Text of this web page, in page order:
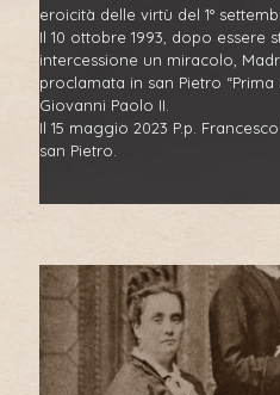
eroicità delle virtù del 1°
Il 10 ottobre 1993, dopo essere
intercessione un miracolo,
proclamata in san Pietro “Prima
Giovanni Paolo II.
Il 15 maggio 2023 P.p.
san Pietro.